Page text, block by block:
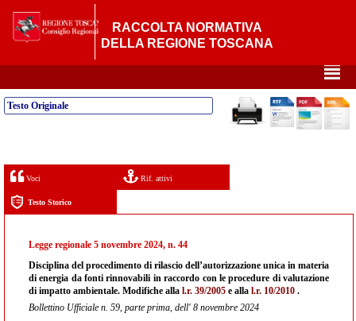
RACCOLTA NORMATIVA
DELLA REGIONE TOSCANA
²
Testo Originale
Voci Rif. attivi
Testo Storico
Legge regionale 5 novembre 2024, n. 44
Disciplina del procedimento di rilascio dell’autorizzazione unica in materia
di energia da fonti rinnovabili in raccordo con le procedure di valutazione
di impatto ambientale. Modifiche alla l.r. 39/2005 e alla l.r. 10/2010 .
Bollettino Ufficiale n. 59, parte prima, dell' 8 novembre 2024